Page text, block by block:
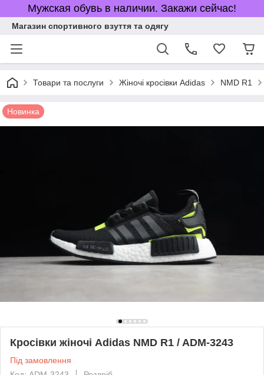
Мужская обувь в наличии. Закажи сейчас!
Магазин спортивного взуття та одягу
Товари та послуги Жіночі кросівки Adidas NMD R1
Новинка
Кросівки жіночі Adidas NMD R1 / ADM-3243
Під замовлення